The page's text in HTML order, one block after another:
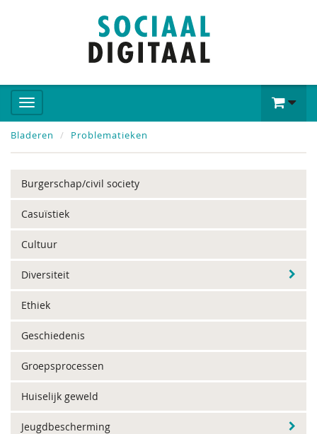
Bladeren Problematieken
Burgerschap/civil society
Casuïstiek
Cultuur
Diversiteit
Ethiek
Geschiedenis
Groepsprocessen
Huiselijk geweld
Jeugdbescherming